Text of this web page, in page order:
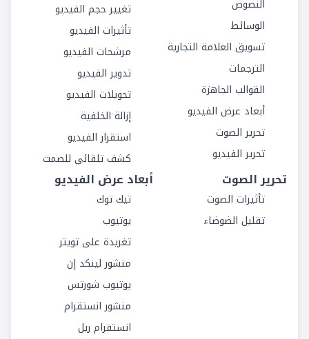
النصوص
الوسائط
تسويق العلامة التجارية
الترجمات
القوالب الجاهزة
أبعاد عرض الفيديو
تحرير الصوت
تحرير الفيديو
تغيير حجم الفيديو
تأثيرات الفيديو
مرشحات الفيديو
تدوير الفيديو
تحويلات الفيديو
إزالة الخلفية
استقرار الفيديو
كشف تلقائي للصمت
تحرير الصوت
تأثيرات الصوت
تقليل الضوضاء
أبعاد عرض الفيديو
تيك توك
يوتيوب
تغريدة على تويتر
منشور لينكد إن
يوتيوب شورتس
منشور انستقرام
انستقرام ريل